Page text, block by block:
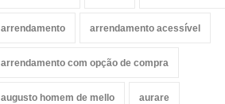
arrendamento arrendamento acessível
arrendamento com opção de compra
augusto homem de mello aurare